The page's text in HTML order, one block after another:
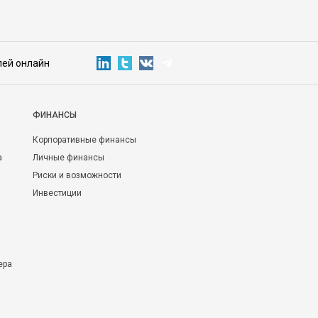
онлайн
ФИНАНСЫ
Корпоративные финансы
Личные финансы
Риски и возможности
Инвестиции